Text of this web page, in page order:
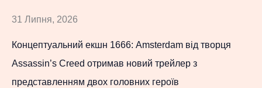
31 Липня, 2026
Концептуальний екшн 1666: Amsterdam від творця
Assassin’s Creed отримав новий трейлер з
представленням двох головних героїв